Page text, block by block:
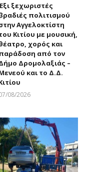
ξεχωριστές
πολιτισμού
Αγγελοκτίστη
Κιτίου με μουσική,
χορός και
από τον
Δρομολαξιάς –
και το Δ.Δ.
08/2026